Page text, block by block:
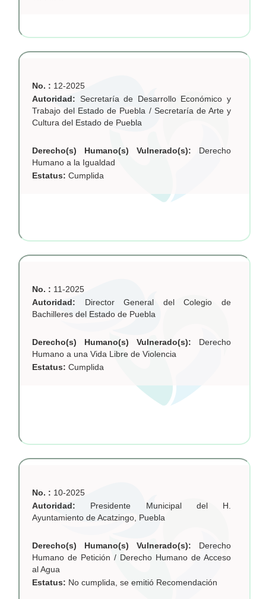
No. : 12-2025
Autoridad: Secretaría de Desarrollo Económico y
Trabajo del Estado de Puebla / Secretaría de Arte y
Cultura del Estado de Puebla
Derecho(s) Humano(s) Vulnerado(s): Derecho
Humano a la Igualdad
Estatus: Cumplida
No. : 11-2025
Autoridad: Director General del Colegio de
Bachilleres del Estado de Puebla
Derecho(s) Humano(s) Vulnerado(s): Derecho
Humano a una Vida Libre de Violencia
Estatus: Cumplida
No. : 10-2025
Autoridad: Presidente Municipal del H.
Ayuntamiento de Acatzingo, Puebla
Derecho(s) Humano(s) Vulnerado(s): Derecho
Humano de Petición / Derecho Humano de Acceso
al Agua
Estatus: No cumplida, se emitió Recomendación